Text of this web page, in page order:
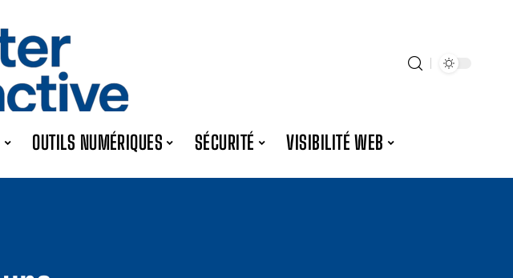
OUTILS NUMÉRIQUES SÉCURITÉ VISIBILITÉ WEB